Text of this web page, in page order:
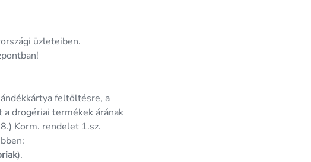
üzleteiben.
feltöltésre, a
drogériai termékek árának
Korm. rendelet 1.sz.
).